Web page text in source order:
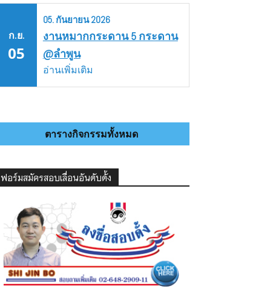
ก.ย.
05
05. กันยายน2026
งานหมากกระดาน 5 กระดาน
@ลำพูน
อ่านเพิ่มเติม
ตารางกิจกรรมทั้งหมด
ฟอร์มสมัครสอบเลื่อนอันดับดั้ง